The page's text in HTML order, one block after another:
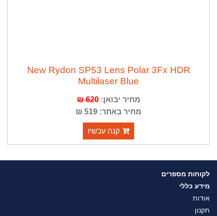
New Rydon SP53 Lens Polar 3Fx HDR
Multilaser Blue
מחיר יבואן:620 ₪
מחיר באתר: 519 ₪
קנה עכשיו
לקוחות מספרים
מידע כללי
אודות
תקנון